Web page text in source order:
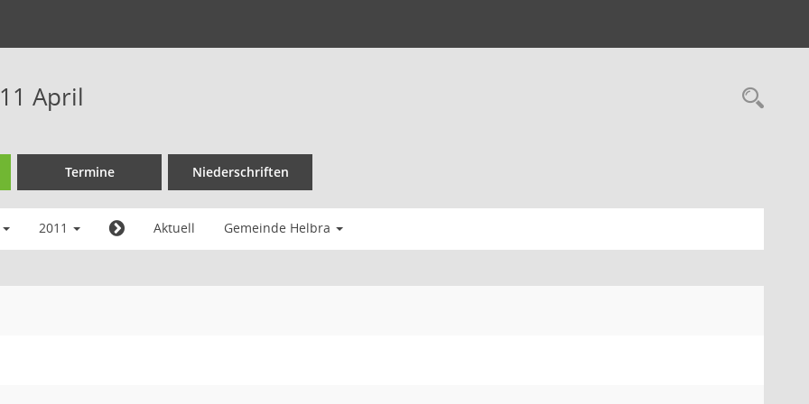
April
Termine Niederschriften
2011 Aktuell Gemeinde Helbra